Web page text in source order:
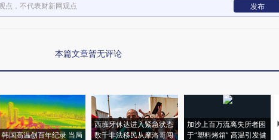
点，不代表财新网观点 发布
本篇文章暂无评论
韩国高温创百年纪录 当局
西班牙休达进入紧急状态
数千非法移民从摩洛哥闯
加沙上百万流离失所者困
于“塑料烤箱” 高温引发健